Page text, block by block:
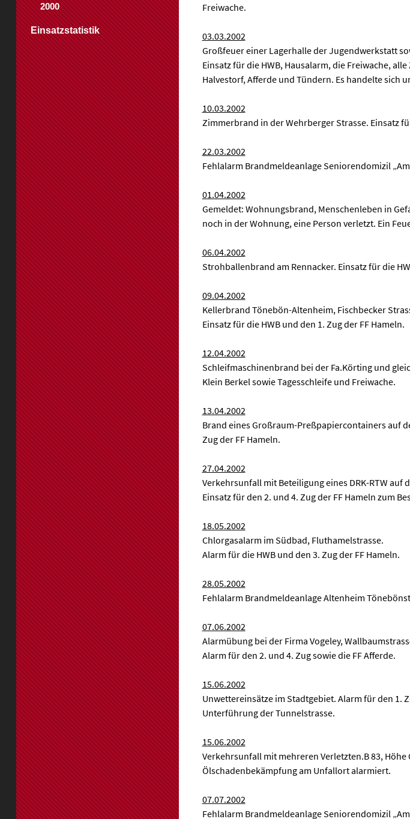
2000
Einsatzstatistik
Freiwache.
03.03.2002
Großfeuer einer Lagerhalle der Jugendwerkstatt
Einsatz für die HWB, Hausalarm, die Freiwache,
Halvestorf, Afferde und Tündern. Es handelte sich
10.03.2002
Zimmerbrand in der Wehrberger Strasse. Einsatz
22.03.2002
Fehlalarm Brandmeldeanlage Seniorendomizil
01.04.2002
Gemeldet: Wohnungsbrand, Menschenleben in
noch in der Wohnung, eine Person verletzt. Ein
06.04.2002
Strohballenbrand am Rennacker. Einsatz für die
09.04.2002
Kellerbrand Tönebön-Altenheim, Fischbecker
Einsatz für die HWB und den 1. Zug der FF Hameln.
12.04.2002
Schleifmaschinenbrand bei der Fa.Körting und
Klein Berkel sowie Tagesschleife und Freiwache.
13.04.2002
Brand eines Großraum-Preßpapiercontainers auf
Zug der FF Hameln.
27.04.2002
Verkehrsunfall mit Beteiligung eines DRK-RTW auf
Einsatz für den 2. und 4. Zug der FF Hameln zum
18.05.2002
Chlorgasalarm im Südbad, Fluthamelstrasse.
Alarm für die HWB und den 3. Zug der FF Hameln.
28.05.2002
Fehlalarm Brandmeldeanlage Altenheim
07.06.2002
Alarmübung bei der Firma Vogeley,
Alarm für den 2. und 4. Zug sowie die FF Afferde.
15.06.2002
Unwettereinsätze im Stadtgebiet. Alarm für den 1.
Unterführung der Tunnelstrasse.
15.06.2002
Verkehrsunfall mit mehreren Verletzten.B 83, Höhe
Ölschadenbekämpfung am Unfallort alarmiert.
07.07.2002
Fehlalarm Brandmeldeanlage Seniorendomizil